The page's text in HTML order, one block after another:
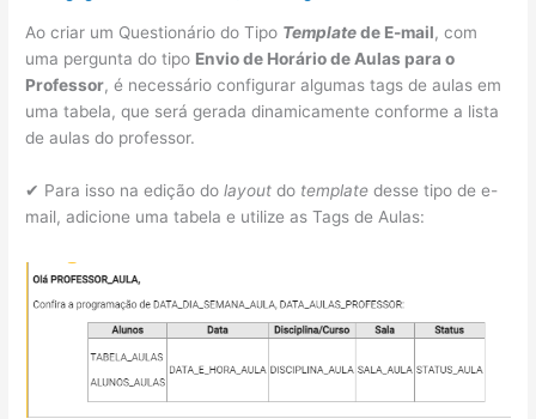
Ao criar um Questionário do Tipo Templatede E-mail, com
uma pergunta do tipo Envio de Horário de Aulas para o
Professor, é necessário configurar algumas tags de aulas em
uma tabela, que será gerada dinamicamente conforme a lista
de aulas do professor.
✔ Para isso na edição dolayoutdo templatedesse tipo de e-
mail, adicione uma tabela e utilize as Tags de Aulas: